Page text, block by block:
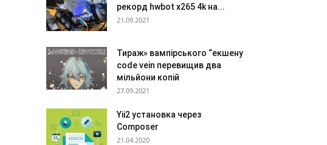
рекорд hwbot x265 4k на...
21.09.2021
Тираж» вампірського “екшену
code vein перевищив два
мільйони копій
27.09.2021
Yii2 установка через
Composer
21.04.2020